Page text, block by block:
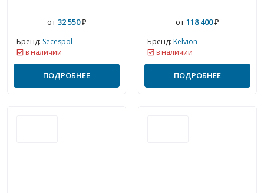
от32 550₽
Бренд: Secespol
в наличии
ПОДРОБНЕЕ
от118 400₽
Бренд: Kelvion
в наличии
ПОДРОБНЕЕ